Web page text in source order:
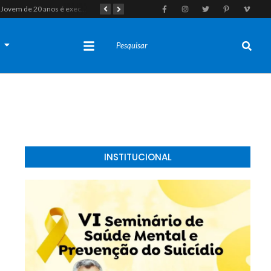
Jovem de 20 anos é executado a tiros em rede na companhia da namorada após criminosos invadirem casa fingindo ser policiais em Assú Homem com histórico de crimes sexuais é preso preventivamente por importunação sexual em supermercado de Caicó
INSTITUCIONAL